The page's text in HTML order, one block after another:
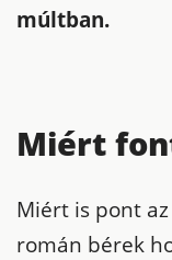
múltban.
Miért
Miért is pont
román bérek